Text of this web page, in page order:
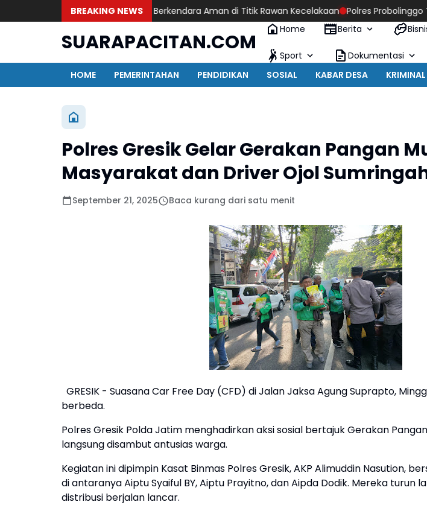
BREAKING NEWS
Masifkan Edukasi Berkendara Aman di Titik Rawan Kecelakaan Polres Probolinggo Terjunkan
SUARAPACITAN.COM
Home Berita
Sport
Dokumentasi
HOME
PEMERINTAHAN PENDIDIKAN SOSIAL KABAR DESA KRIMINAL
Polres Gresik Gelar Gerakan Pangan
Masyarakat dan Driver Ojol
September 21, 2025 Baca kurang dari satu menit
GRESIK - Suasana Car Free Day (CFD) di Jalan Jaksa Agung Suprapto,
berbeda.
Polres Gresik Polda Jatim menghadirkan aksi sosial bertajuk Gerakan
langsung disambut antusias warga.
Kegiatan ini dipimpin Kasat Binmas Polres Gresik, AKP Alimuddin Nasution,
di antaranya Aiptu Syaiful BY, Aiptu Prayitno, dan Aipda Dodik. Mereka turun
distribusi berjalan lancar.